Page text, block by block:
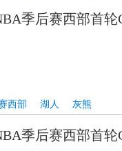
季后赛西部首
西部 湖人 灰熊
季后赛西部首